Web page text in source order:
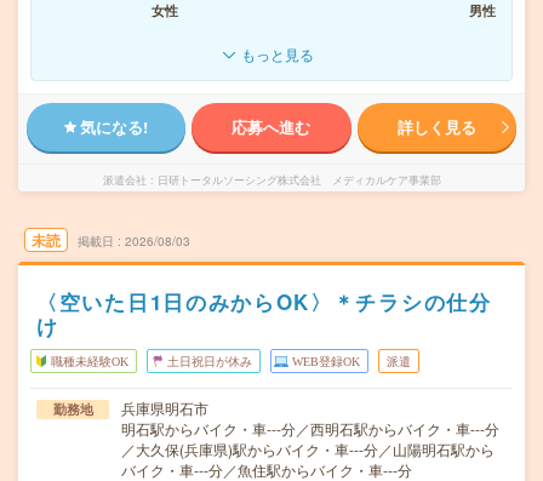
女性
男性
もっと見る
気になる! 応募へ進む 詳しく見る
派遣会社 日研トータルソーシング株式会社 メディカルケア事業部
未読 掲載日 2026/08/03
〈空いた日1日のみからOK〉＊チラシの仕分
け
職種未経験OK 土日祝日が休み WEB登録OK 派遣
勤務地
兵庫県明石市
明石駅からバイク・車---分／西明石駅からバイク・車---分
／大久保(兵庫県)駅からバイク・車---分／山陽明石駅から
バイク・車---分／魚住駅からバイク・車---分